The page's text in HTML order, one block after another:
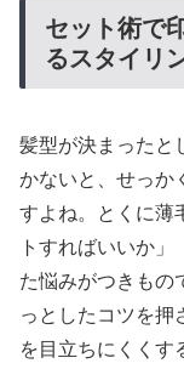
セット術で
るスタイリ
髪型が決まったと
かないと、せっか
すよね。とくに薄
トすればいいか
た悩みがつきもの
っとしたコツを押
を目立ちにくくす